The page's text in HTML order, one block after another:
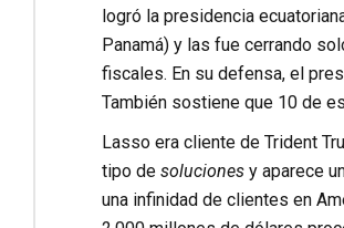
logró la presidencia
Panamá) y las fue cerrando
fiscales. En su defensa, el
También sostiene que 10 de
Lasso era cliente de Trident
tipo de soluciones y aparece
una infinidad de clientes en